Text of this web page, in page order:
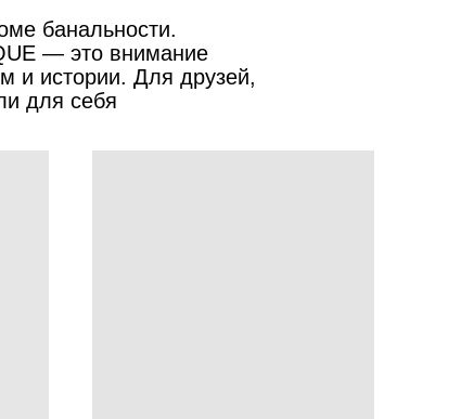
банальности.
— это внимание
и истории. Для друзей,
для себя